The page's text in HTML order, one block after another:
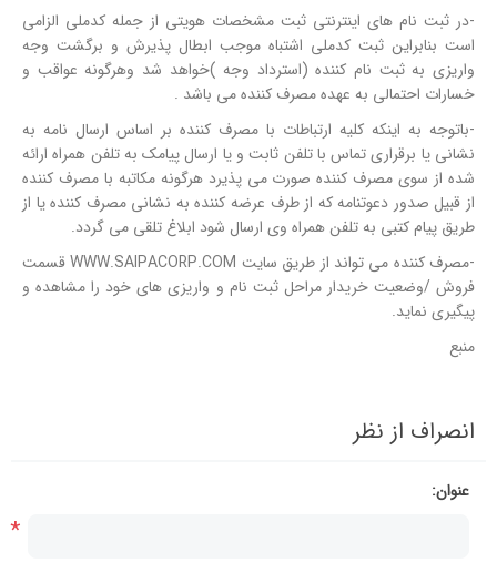
-در ثبت نام های اینترنتی ثبت مشخصات هویتی از جمله کدملی الزامی
است بنابراین ثبت کدملی اشتباه موجب ابطال پذیرش و برگشت وجه
واریزی به ثبت نام کننده (استرداد وجه )خواهد شد وهرگونه عواقب و
خسارات احتمالی به عهده مصرف کننده می باشد .
-باتوجه به اینکه کلیه ارتباطات با مصرف کننده بر اساس ارسال نامه به
نشانی یا برقراری تماس با تلفن ثابت و یا ارسال پیامک به تلفن همراه ارائه
شده از سوی مصرف کننده صورت می پذیرد هرگونه مکاتبه با مصرف کننده
از قبیل صدور دعوتنامه که از طرف عرضه کننده به نشانی مصرف کننده یا از
طریق پیام کتبی به تلفن همراه وی ارسال شود ابلاغ تلقی می گردد.
-مصرف کننده می تواند از طریق سایت WWW.SAIPACORP.COM قسمت
فروش /وضعیت خریدار مراحل ثبت نام و واریزی های خود را مشاهده و
پیگیری نماید.
منبع
انصراف از نظر
عنوان:
*